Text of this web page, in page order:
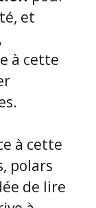
à cette
à
puis
très